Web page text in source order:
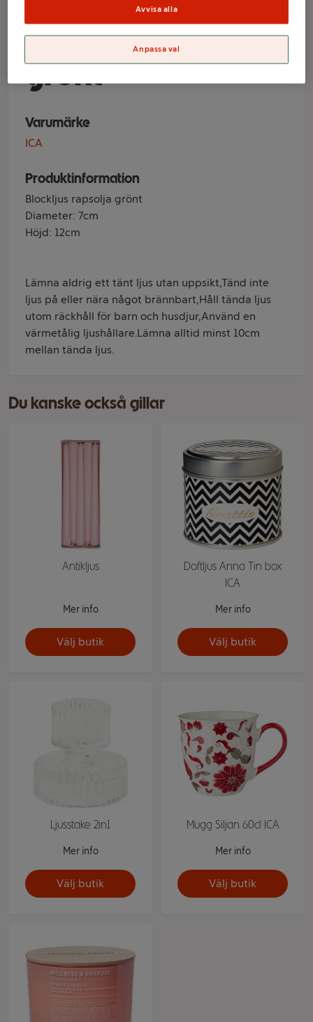
Blockljus rapsolja
grönt
Varumärke
ICA
Produktinformation
Blockljus rapsolja grönt
Diameter: 7cm
Höjd: 12cm
Lämna aldrig ett tänt ljus utan uppsikt,Tänd inte
ljus på eller nära något brännbart,Håll tända ljus
utom räckhåll för barn och husdjur,Använd en
värmetålig ljushållare.Lämna alltid minst 10cm
mellan tända ljus.
Du kanske också gillar
Antikljus
Mer info
Välj butik
Doftljus Anna Tin box
ICA
Mer info
Välj butik
Ljusstake 2in1
Mer info
Välj butik
Mugg Siljan 60cl ICA
Mer info
Välj butik
Avvisa alla
Anpassa val